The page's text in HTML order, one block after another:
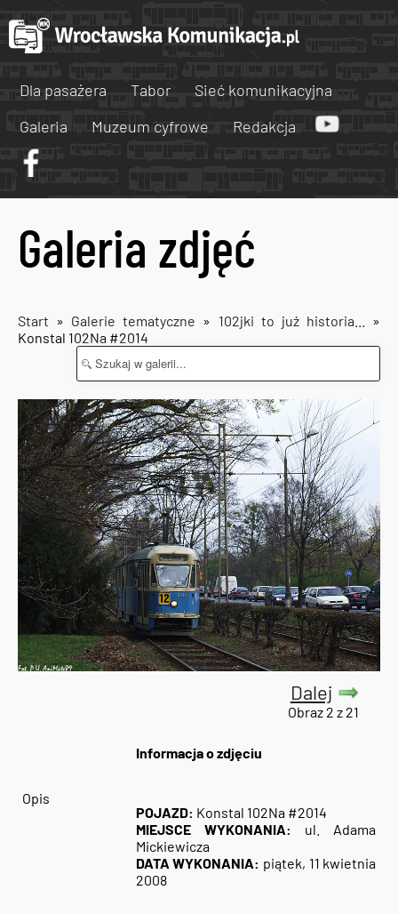
Dla pasażera Tabor
Sieć komunikacyjna
Galeria
Muzeum cyfrowe Redakcja
Galeria zdjęć
Start » Galerie tematyczne » 102jki to już historia...
»
Konstal 102Na #2014
Dalej
Obraz 2 z 21
Informacja o zdjęciu
Opis
POJAZD: Konstal 102Na #2014
MIEJSCE WYKONANIA: ul. Adama
Mickiewicza
DATA WYKONANIA: piątek, 11 kwietnia
2008